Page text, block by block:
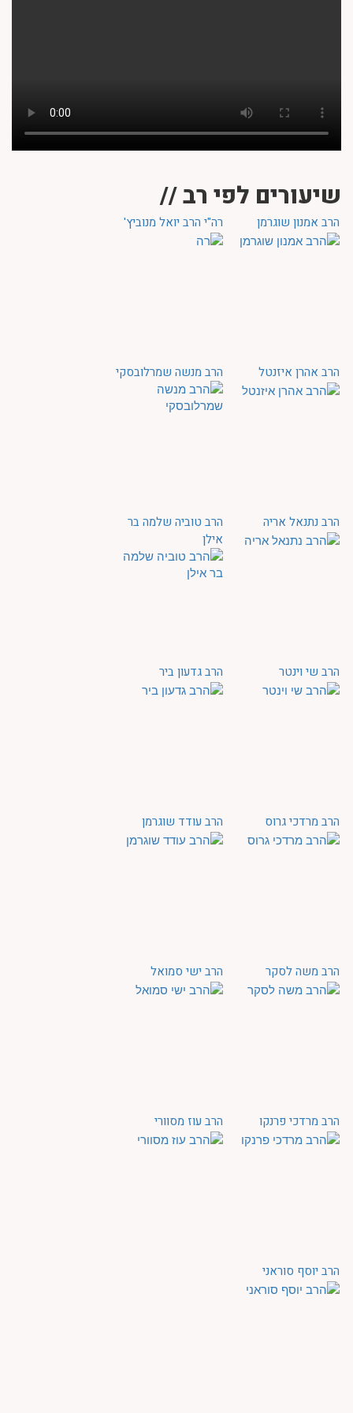
שיעורים לפי רב //
הרב אמנון שוגרמן רה"י הרב יואל מנוביץ'
הרב אהרן איזנטל הרב מנשה שמרלובסקי
הרב נתנאל אריה
הרב טוביה שלמה בר
אילן
הרב שי וינטר הרב גדעון ביר
הרב מרדכי גרוס הרב עודד שוגרמן
הרב משה לסקר הרב ישי סמואל
הרב מרדכי פרנקו הרב עוז מסוורי
הרב יוסף סוראני